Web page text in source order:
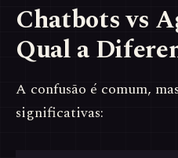
Chatbots vs
Qual a
A confusão é comum,
significativas: